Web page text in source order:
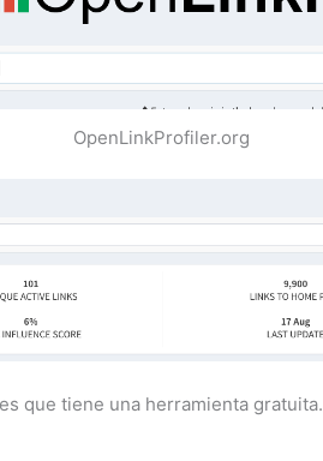
OpenLinkProfiler.org
que tiene una herramienta gratuita.